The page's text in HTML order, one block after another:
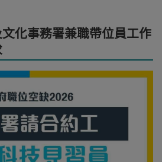
化事務署兼職帶位員工作